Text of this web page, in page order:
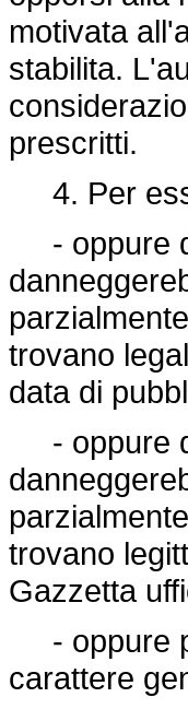
motivata
stabilita.
prescritti.
4. Per
- oppure
trovano
data di
- oppure
trovano
Gazzetta
- oppure
carattere